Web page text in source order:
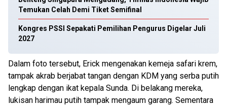
Temukan Celah Demi Tiket Semifinal
Kongres PSSI Sepakati Pemilihan Pengurus Digelar Juli
2027
Dalam foto tersebut, Erick mengenakan kemeja safari krem,
tampak akrab berjabat tangan dengan KDM yang serba putih
lengkap dengan ikat kepala Sunda. Di belakang mereka,
lukisan harimau putih tampak mengaum garang. Sementara